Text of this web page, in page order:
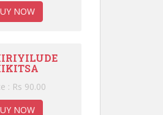
NOW
: Rs 90.00
NOW